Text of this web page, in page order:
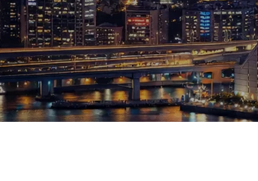
テニス四大大会・五輪
テニス四大大会・五輪